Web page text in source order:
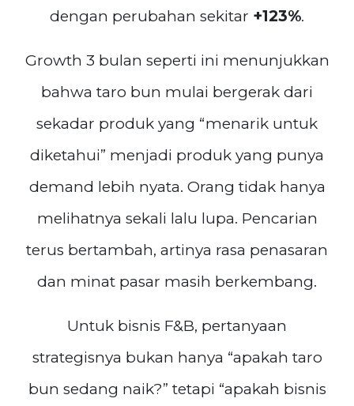
dengan perubahan sekitar +123%.
Growth 3 bulan seperti ini menunjukkan
bahwa taro bun mulai bergerak dari
sekadar produk yang “menarik untuk
diketahui” menjadi produk yang punya
demand lebih nyata. Orang tidak hanya
melihatnya sekali lalu lupa. Pencarian
terus bertambah, artinya rasa penasaran
dan minat pasar masih berkembang.
Untuk bisnis F&B, pertanyaan
strategisnya bukan hanya “apakah taro
bun sedang naik?” tetapi “apakah bisnis